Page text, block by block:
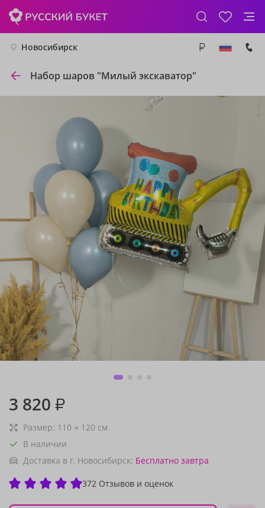
Новосибирск
Набор шаров "Милый экскаватор"
3 820 ₽
Размер: 110 × 120 см
В наличии
Доставка в г. Новосибирск: Бесплатно завтра
372 Отзывов и оценок